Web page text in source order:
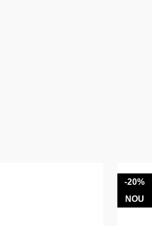
-20%
NOU